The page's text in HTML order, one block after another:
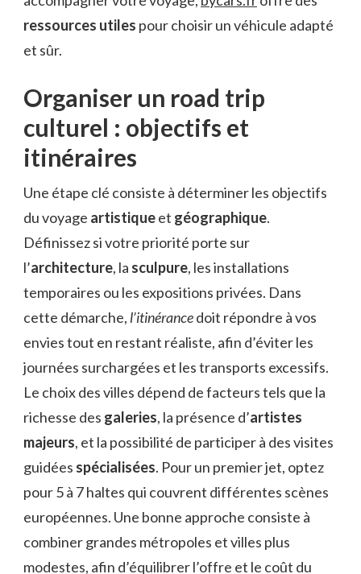
ressources utiles pour choisir un véhicule adapté
et sûr.
Organiser un road trip
culturel : objectifs et
itinéraires
Une étape clé consiste à déterminer les objectifs
du voyage artistiqueet géographique.
Définissez si votre priorité porte sur
l’architecture, la sculpure, les installations
temporaires ou les expositions privées. Dans
cette démarche, l’itinérancedoit répondre à vos
envies tout en restant réaliste, afin d’éviter les
journées surchargées et les transports excessifs.
Le choix des villes dépend de facteurs tels que la
richesse des galeries, la présence d’artistes
majeurs, et la possibilité de participer à des visites
guidées spécialisées. Pour un premier jet, optez
pour 5 à 7 haltes qui couvrent différentes scènes
européennes. Une bonne approche consiste à
combiner grandes métropoles et villes plus
modestes, afin d’équilibrer l’offre et le coût du